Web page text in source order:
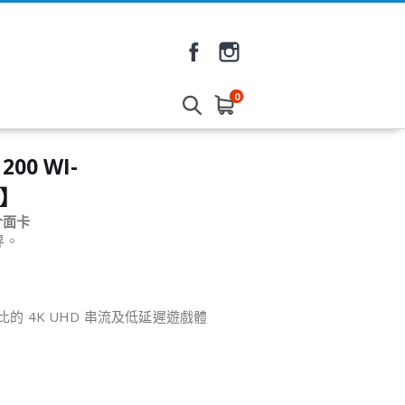
0
WI-
卡
的 4K UHD 串流及低延遲遊戲體